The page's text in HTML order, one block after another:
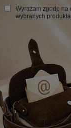
ciemna
Wyrażam zgodę na
wybranych